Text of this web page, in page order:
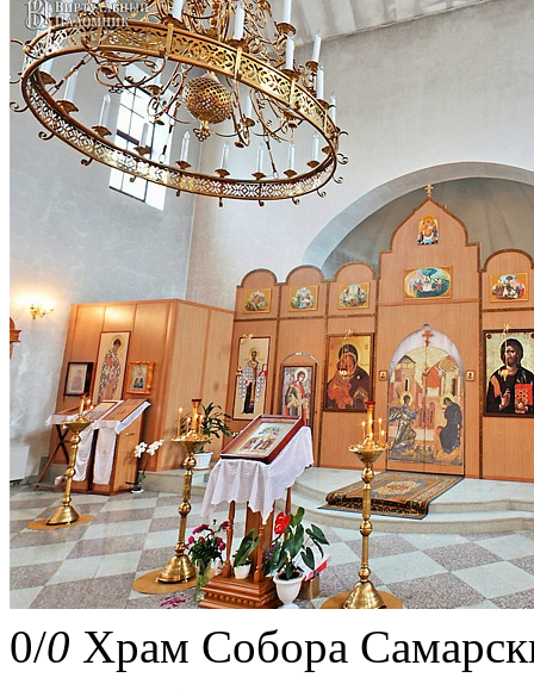
0/0 Храм Собора